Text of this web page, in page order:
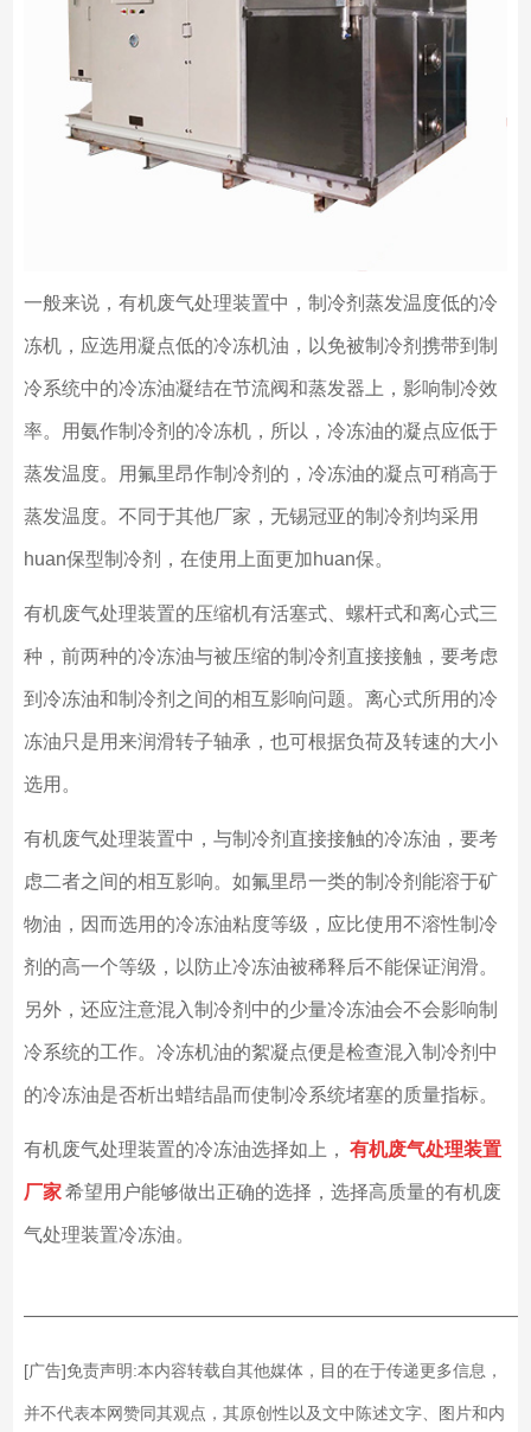
一般来说，有机废气处理装置中，制冷剂蒸发温度低的冷
冻机，应选用凝点低的冷冻机油，以免被制冷剂携带到制
冷系统中的冷冻油凝结在节流阀和蒸发器上，影响制冷效
率。用氨作制冷剂的冷冻机，所以，冷冻油的凝点应低于
蒸发温度。用氟里昂作制冷剂的，冷冻油的凝点可稍高于
蒸发温度。不同于其他厂家，无锡冠亚的制冷剂均采用
huan保型制冷剂，在使用上面更加huan保。
有机废气处理装置的压缩机有活塞式、螺杆式和离心式三
种，前两种的冷冻油与被压缩的制冷剂直接接触，要考虑
到冷冻油和制冷剂之间的相互影响问题。离心式所用的冷
冻油只是用来润滑转子轴承，也可根据负荷及转速的大小
选用。
有机废气处理装置中，与制冷剂直接接触的冷冻油，要考
虑二者之间的相互影响。如氟里昂一类的制冷剂能溶于矿
物油，因而选用的冷冻油粘度等级，应比使用不溶性制冷
剂的高一个等级，以防止冷冻油被稀释后不能保证润滑。
另外，还应注意混入制冷剂中的少量冷冻油会不会影响制
冷系统的工作。冷冻机油的絮凝点便是检查混入制冷剂中
的冷冻油是否析出蜡结晶而使制冷系统堵塞的质量指标。
有机废气处理装置的冷冻油选择如上， 有机废气处理装置
厂家希望用户能够做出正确的选择，选择高质量的有机废
气处理装置冷冻油。
[广告]免责声明:本内容转载自其他媒体，目的在于传递更多信息，
并不代表本网赞同其观点，其原创性以及文中陈述文字、图片和内